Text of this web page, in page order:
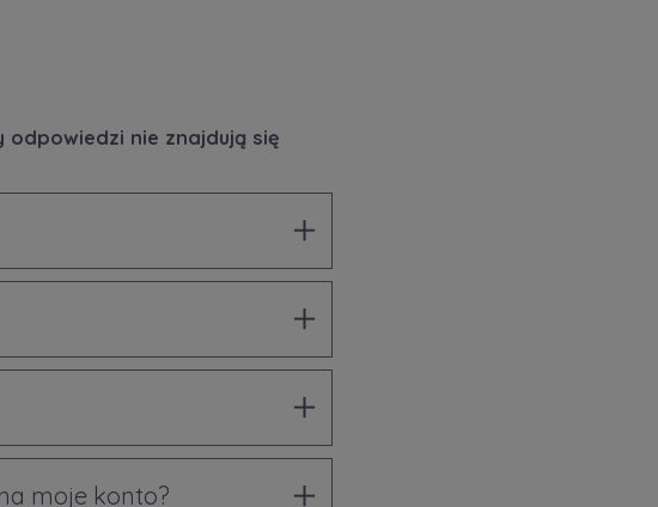
odpowiedzi nie znajdują się
moje konto?